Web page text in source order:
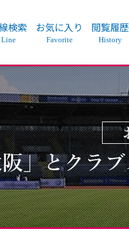
検索
Line
お気に入り
Favorite
閲覧履歴
History